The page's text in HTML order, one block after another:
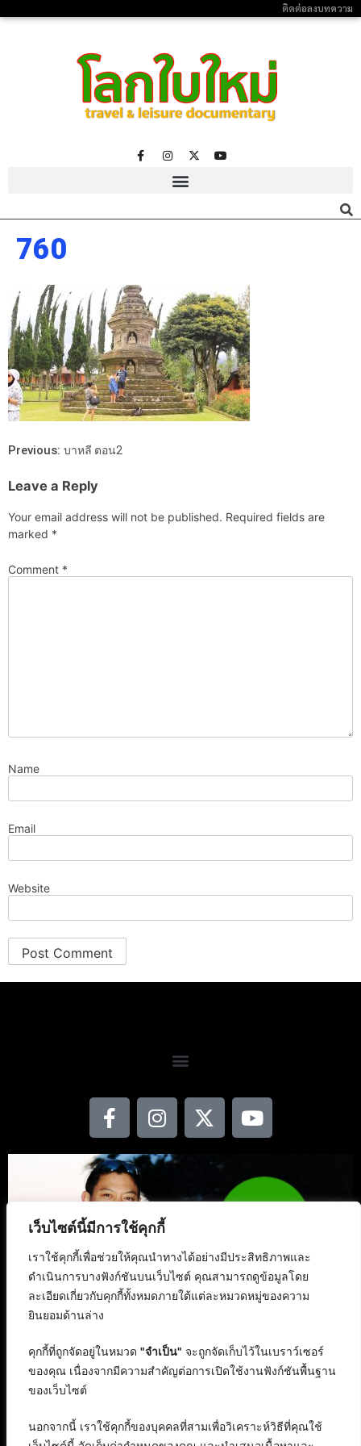
เว็บไซต์นี้มีการใช้คุกกี้
เราใช้คุกกี้เพื่อช่วยให้คุณนำทางได้อย่างมีประสิทธิภาพและ
ดำเนินการบางฟังก์ชันบนเว็บไซต์ คุณสามารถดูข้อมูลโดย
ละเอียดเกี่ยวกับคุกกี้ทั้งหมดภายใต้แต่ละหมวดหมู่ของความ
ยินยอมด้านล่าง
คุกกี้ที่ถูกจัดอยู่ในหมวด "จำเป็น" จะถูกจัดเก็บไว้ในเบราว์เซอร์
ของคุณ เนื่องจากมีความสำคัญต่อการเปิดใช้งานฟังก์ชันพื้นฐาน
ของเว็บไซต์
นอกจากนี้ เราใช้คุกกี้ของบุคคลที่สามเพื่อวิเคราะห์วิธีที่คุณใช้
ติดต่อลงบทความ
760
Previous: บาหลี ตอน2
Leave a Reply
Your email address will not be published. Required fields are
marked *
Comment *
Name
Email
Website